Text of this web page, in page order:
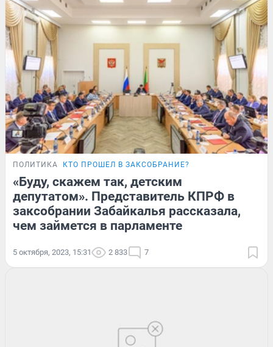
ПОЛИТИКА КТО ПРОШЕЛ В ЗАКСОБРАНИЕ?
«Буду, скажем так, детским
депутатом». Представитель КПРФ в
заксобрании Забайкалья рассказала,
чем займется в парламенте
5 октября, 2023, 15:31 2 833 7